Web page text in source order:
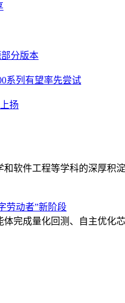
分版本
系列有望率先尝试
扬
软件工程等学科的深厚
劳动者”新阶段
完成量化回测、自主优化